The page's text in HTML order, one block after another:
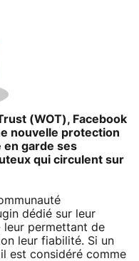
(WOT), Facebook
nouvelle protection
en garde ses
qui circulent sur
dédié sur leur
leur permettant de
leur fiabilité. Si un
est considéré comme